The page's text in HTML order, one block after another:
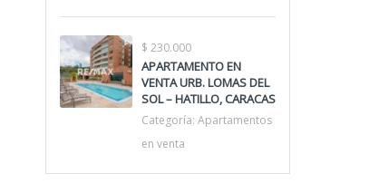
$ 230.000
APARTAMENTO EN
VENTA URB. LOMAS DEL
SOL – HATILLO, CARACAS
Categoría: Apartamentos
en venta